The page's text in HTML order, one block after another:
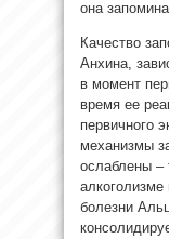
она
Качество
Анхина,
в момент
время ее
первичного
механизмы
ослаблены –
алкоголизме
болезни